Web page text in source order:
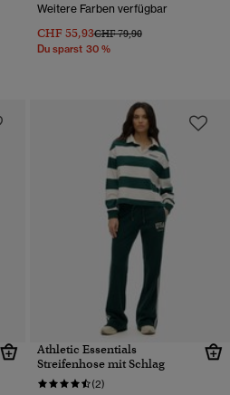
Weitere Farben verfügbar
CHF 55,93Preis wurde reduziert von
CHF 79,90bis
Du sparst 30 %
Athletic Essentials
Streifenhose mit Schlag
(2)